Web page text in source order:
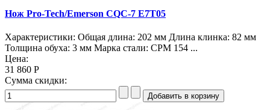
Нож Pro-Tech/Emerson CQC-7 E7T05
Характеристики: Общая длина: 202 мм Длина клинка: 82 мм
Толщина обуха: 3 мм Марка стали: CPM 154 ...
Цена:
31 860 Р
Сумма скидки: